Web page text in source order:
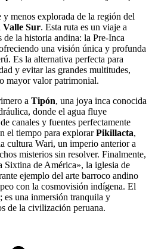
menos explorada de la región del
Valle Sur. Esta ruta es un viaje a
de la historia andina: la Pre-Inca
una visión única y profunda
Es la alternativa perfecta para
y evitar las grandes multitudes,
mayor valor patrimonial.
a Tipón, una joya inca conocida
donde el agua fluye
canales y fuentes perfectamente
el tiempo para explorarPikillacta,
cultura Wari, un imperio anterior a
misterios sin resolver. Finalmente,
Sixtina de América», la iglesia de
ejemplo del arte barroco andino
con la cosmovisión indígena. El
es una inmersión tranquila y
de la civilización peruana.